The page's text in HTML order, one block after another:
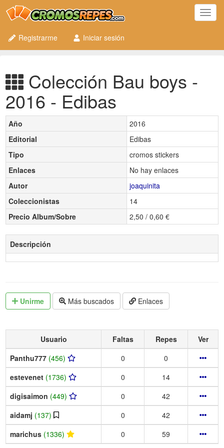
Registrarme
Iniciar sesión
Colección Bau boys -
2016 - Edibas
Año
2016
Editorial
Edibas
Tipo
cromos stickers
Enlaces
No hay enlaces
Autor
joaquinita
Coleccionistas
14
Precio Album/Sobre
2,50 / 0,60 €
Descripción
Unirme Más buscados Enlaces
Usuario Faltas Repes
Ver
Panthu777 (456) 0
0
estevenet (1736) 0
14
digisaimon (449) 0
42
aidamj (137) 0
42
marichus (1336) 0 59